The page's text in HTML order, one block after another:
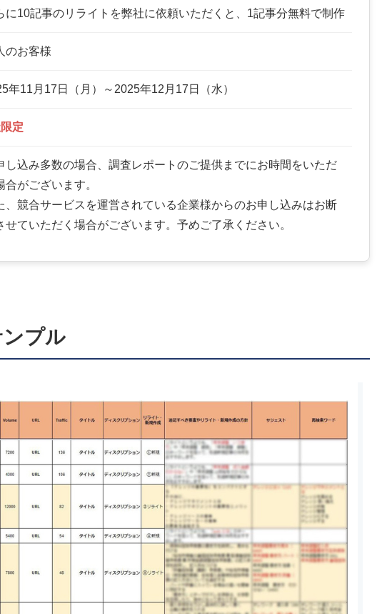
に10記事のリライトを弊社に依頼いただくと、1記事分無料で制作
のお客様
年11月17日（月）～2025年12月17日（水）
定
し込み多数の場合、調査レポートのご提供までにお時間をいただ
合がございます。
、競合サービスを運営されている企業様からのお申し込みはお断
せていただく場合がございます。予めご了承ください。
プル